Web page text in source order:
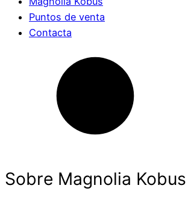
Puntos de venta
Contacta
Sobre Magnolia Kobus